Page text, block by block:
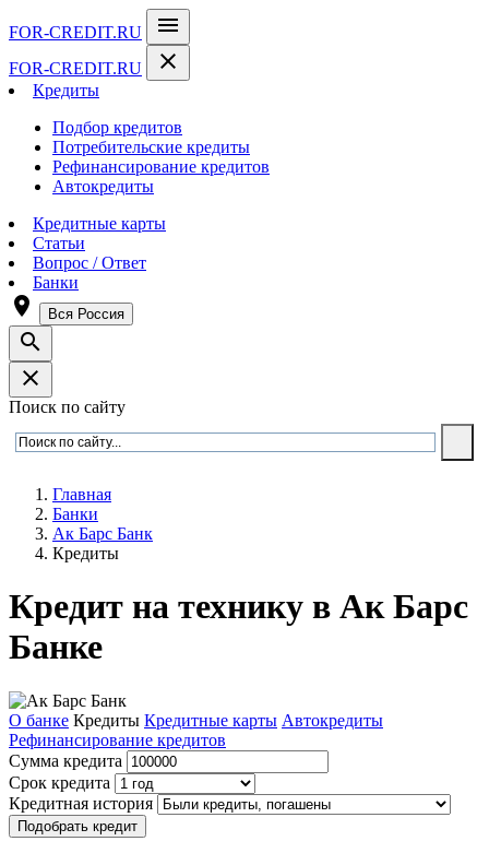
FOR-CREDIT.RU menu
FOR-CREDIT.RU close
Кредиты
Подбор кредитов
Потребительские кредиты
Рефинансирование кредитов
Автокредиты
Кредитные карты
Статьи
Вопрос / Ответ
Банки
room Вся Россия
search
close
Поиск по сайту
Главная
Банки
Ак Барс Банк
Кредиты
Кредит на технику в Ак Барс
Банке
О банке Кредиты Кредитные карты Автокредиты
Рефинансирование кредитов
Сумма кредита
Срок кредита
Кредитная история
Подобрать кредит